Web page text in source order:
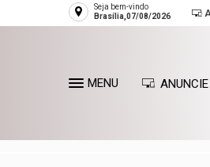
Seja bem-vindo
Brasília,07/08/2026
MENU ANUNCIE